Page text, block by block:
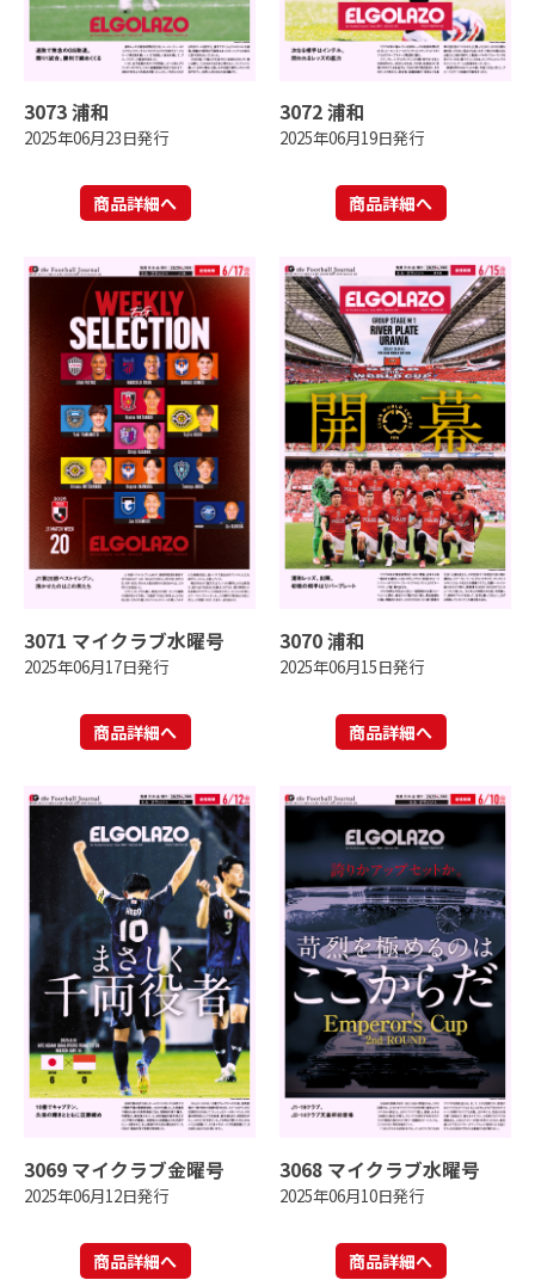
3073 浦和
2025年06月23日発行
商品詳細へ
3072 浦和
2025年06月19日発行
商品詳細へ
3071 マイクラブ水曜号
2025年06月17日発行
商品詳細へ
3070 浦和
2025年06月15日発行
商品詳細へ
3069 マイクラブ金曜号
2025年06月12日発行
商品詳細へ
3068 マイクラブ水曜号
2025年06月10日発行
商品詳細へ